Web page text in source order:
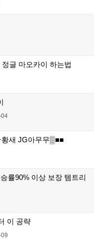
글 마오카이 하는법
새 JG아무무▒■■
률90% 이상 보장 템트리
이 공략